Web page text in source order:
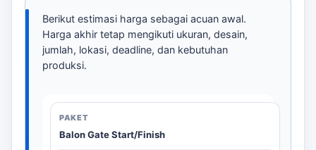
Berikut estimasi harga sebagai acuan awal.
Harga akhir tetap mengikuti ukuran, desain,
jumlah, lokasi, deadline, dan kebutuhan
produksi.
Balon Gate Start/Finish